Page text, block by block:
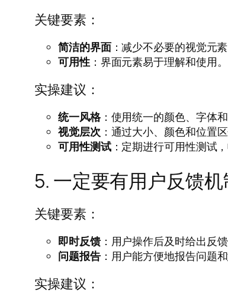
关键要素：
简洁的界面：减少不必要的视觉元素
可用性：界面元素易于理解和使用。
实操建议：
统一风格：使用统一的颜色、字体
视觉层次 ：通过大小、颜色和位置
可用性测试：定期进行可用性测试
5. 一定要有用户反馈机
关键要素：
即时反馈：用户操作后及时给出反馈
问题报告：用户能方便地报告问题和
实操建议：